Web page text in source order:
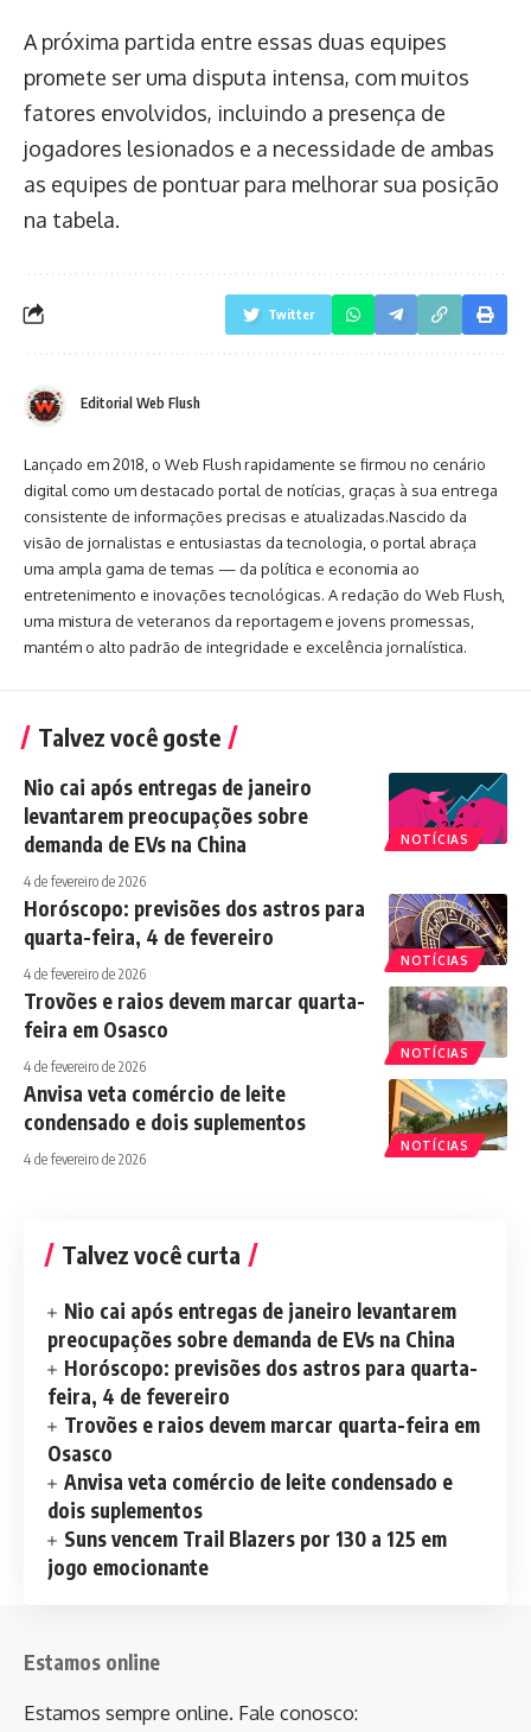
A próxima partida entre essas duas equipes
promete ser uma disputa intensa, com muitos
fatores envolvidos, incluindo a presença de
jogadores lesionados e a necessidade de ambas
as equipes de pontuar para melhorar sua posição
na tabela.
Twitter
Editorial Web Flush
Lançado em 2018, o Web Flush rapidamente se firmou no cenário
digital como um destacado portal de notícias, graças à sua entrega
consistente de informações precisas e atualizadas.Nascido da
visão de jornalistas e entusiastas da tecnologia, o portal abraça
uma ampla gama de temas — da política e economia ao
entretenimento e inovações tecnológicas. A redação do Web Flush,
uma mistura de veteranos da reportagem e jovens promessas,
mantém o alto padrão de integridade e excelência jornalística.
Talvez você goste
NOTÍCIAS
Nio cai após entregas de janeiro
levantarem preocupações sobre
demanda de EVs na China
4 de fevereiro de 2026
NOTÍCIAS
Horóscopo: previsões dos astros para
quarta-feira, 4 de fevereiro
4 de fevereiro de 2026
NOTÍCIAS
Trovões e raios devem marcar quarta-
feira em Osasco
4 de fevereiro de 2026
NOTÍCIAS
Anvisa veta comércio de leite
condensado e dois suplementos
4 de fevereiro de 2026
Talvez você curta
Nio cai após entregas de janeiro levantarem
preocupações sobre demanda de EVs na China
Horóscopo: previsões dos astros para quarta-
feira, 4 de fevereiro
Trovões e raios devem marcar quarta-feira em
Osasco
Anvisa veta comércio de leite condensado e
dois suplementos
Suns vencem Trail Blazers por 130 a 125 em
jogo emocionante
Estamos online
Estamos sempre online. Fale conosco: